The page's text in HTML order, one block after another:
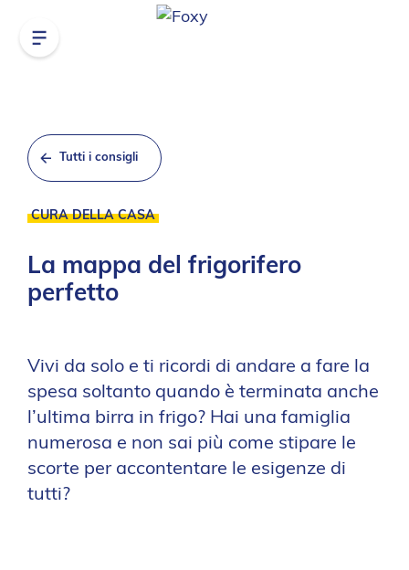
Tutti i consigli
CURA DELLA CASA
La mappa del frigorifero
perfetto
Vivi da solo e ti ricordi di andare a fare la
spesa soltanto quando è terminata anche
l’ultima birra in frigo? Hai una famiglia
numerosa e non sai più come stipare le
scorte per accontentare le esigenze di
tutti?